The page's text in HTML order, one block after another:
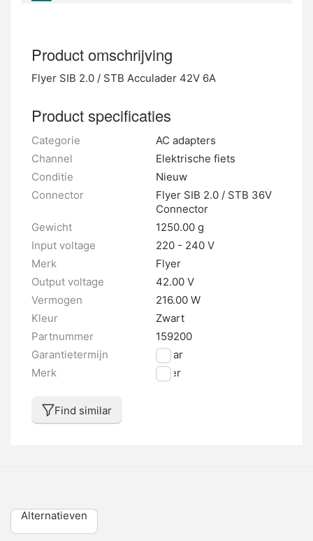
Product omschrijving
Flyer SIB 2.0 / STB Acculader 42V 6A
Product specificaties
Categorie
AC adapters
Channel
Elektrische fiets
Conditie
Nieuw
Connector
Flyer SIB 2.0 / STB 36V
Connector
Gewicht
1250.00 g
Input voltage
220 - 240 V
Merk
Flyer
Output voltage
42.00 V
Vermogen
216.00 W
Kleur
Zwart
Partnummer
159200
Garantietermijn
2 jaar
Merk
Flyer
Find similar
Alternatieven